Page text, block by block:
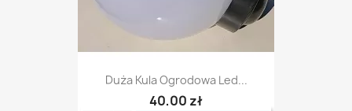
Duża Kula Ogrodowa Led...
40,00 zł